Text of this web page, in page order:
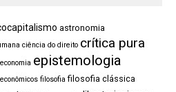
astronomia
ciência do direito crítica pura
economia epistemologia
filosofia filosofia clássica